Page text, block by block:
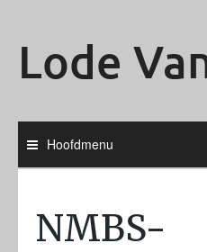
Lode
Hoofdmenu
NMBS-